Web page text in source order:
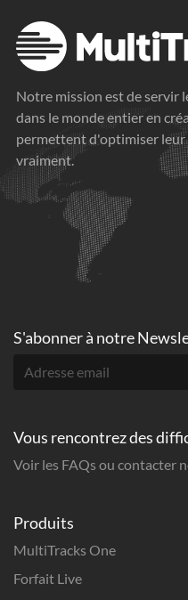
Notre mission est de servir
dans le monde entier en
permettent d'optimiser
vraiment.
Produits
MultiTracks One
Forfait Live
S'abonner à notre
Vous rencontrez des
Voir les FAQs ou contacter